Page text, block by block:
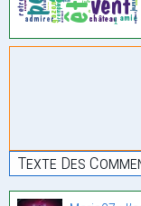
Texte Des